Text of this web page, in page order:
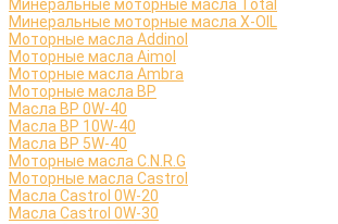
Минеральные моторные масла Total
Минеральные моторные масла X-OIL
Моторные масла Addinol
Моторные масла Aimol
Моторные масла Ambra
Моторные масла BP
Масла BP 0W-40
Масла BP 10W-40
Масла BP 5W-40
Моторные масла C.N.R.G
Моторные масла Castrol
Масла Castrol 0W-20
Масла Castrol 0W-30